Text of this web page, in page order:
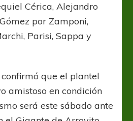
Cérica, Alejandro
por Zamponi,
Parisi, Sappa y
confirmó que el plantel
amistoso en condición
será este sábado ante